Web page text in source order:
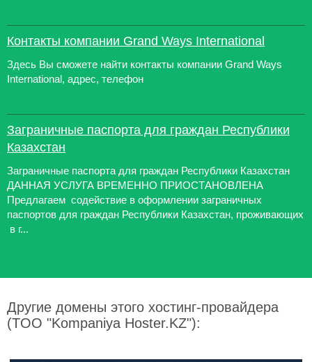
Контакты компании Grand Ways International
Здесь Вы сможете найти контакты компании Grand Ways
International, адрес, телефон
Заграничные паспорта для граждан Республики
Казахстан
Заграничные паспорта для граждан Республики Казахстан
ДАННАЯ УСЛУГА ВРЕМЕННО ПРИОСТАНОВЛЕНА
Предлагаем содействие в оформлении заграничных
паспортов для граждан Республики Казахстан, проживающих
в г...
Другие домены этого хостинг-провайдера
(TOO "Kompaniya Hoster.KZ"):